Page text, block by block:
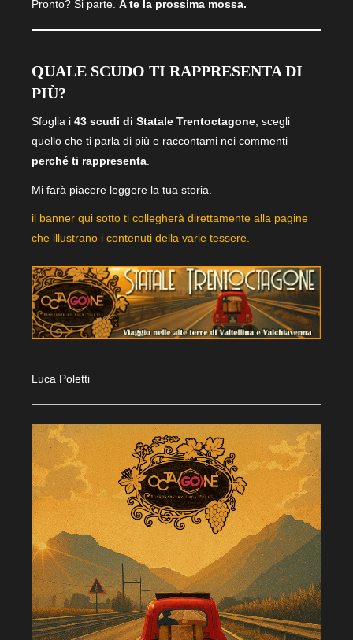
Pronto? Si parte. A te la prossima mossa.
QUALE SCUDO TI RAPPRESENTA DI
PIÙ?
Sfoglia i 43 scudi di Statale Trentoctagone , scegli
quello che ti parla di più e raccontami nei commenti
perché ti rappresenta
Mi farà piacere leggere la tua storia.
il banner qui sotto ti collegherà direttamente alla pagine
che illustrano i contenuti della varie tessere.
Luca Poletti